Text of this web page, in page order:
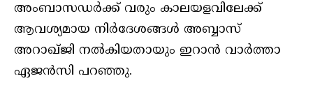
അംബാസഡര്‍ക്ക് വരും കാലയളവിലേക്ക്
ആവശ്യമായ നിര്‍ദേശങ്ങള്‍ അബ്ബാസ്
അറാഖ്ജി നല്‍കിയതായും ഇറാന്‍ വാര്‍ത്താ
ഏജന്‍സി പറഞ്ഞു.